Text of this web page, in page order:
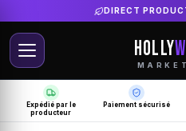
LIVRAISON GRATUITE
HOLLY
Expédié par le
producteur
Paiement sécurisé